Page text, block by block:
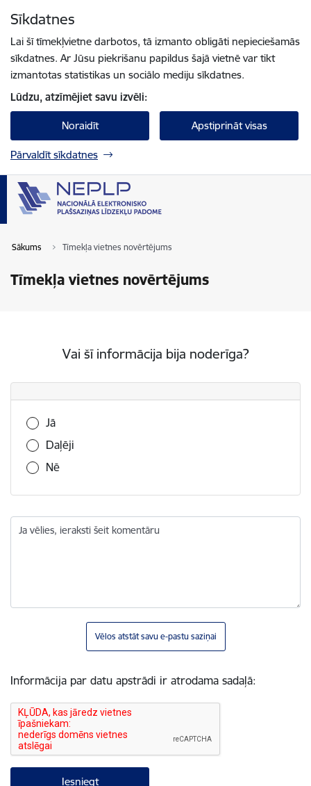
Sīkdatnes
Lai šī tīmekļvietne darbotos, tā izmanto obligāti nepieciešamās
sīkdatnes. Ar Jūsu piekrišanu papildus šajā vietnē var tikt
izmantotas statistikas un sociālo mediju sīkdatnes.
Lūdzu, atzīmējiet savu izvēli:
Noraidīt Apstiprināt visas
Pārvaldīt sīkdatnes
Sākums Tīmekļa vietnes novērtējums
Tīmekļa vietnes novērtējums
Vai šī informācija bija noderīga?
Vai šī informācija bija noderīga?
Jā
Daļēji
Nē
Ja vēlies, ieraksti šeit komentāru
Vēlos atstāt savu e-pastu saziņai
Informācija par datu apstrādi ir atrodama sadaļā: